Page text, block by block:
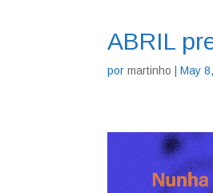
ABRIL
pormartinho |May